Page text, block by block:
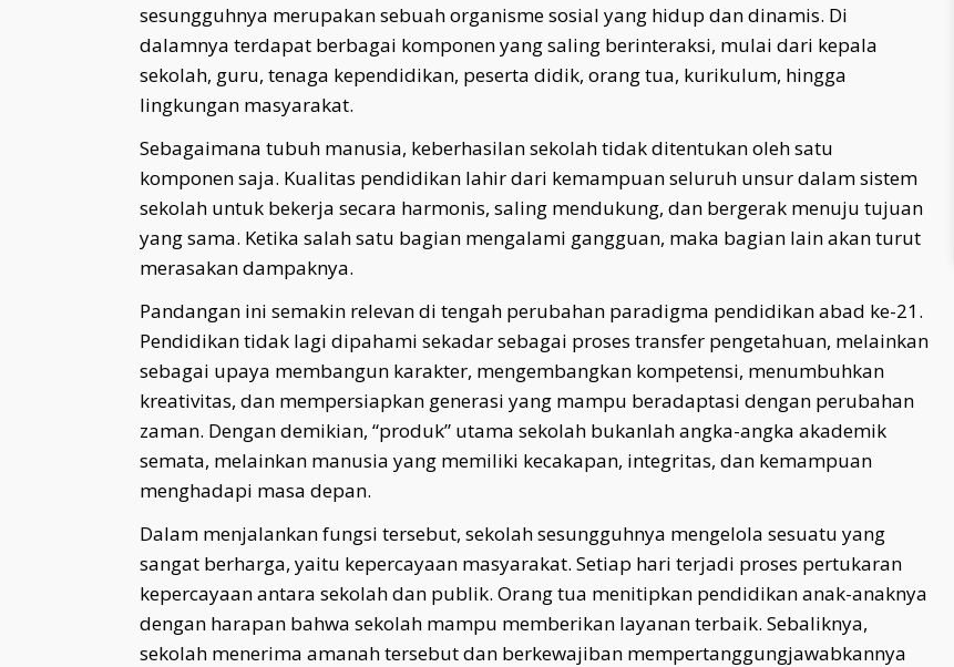
sesungguhnya merupakan sebuah organisme sosial yang hidup dan dinamis. Di
dalamnya terdapat berbagai komponen yang saling berinteraksi, mulai dari kepala
sekolah, guru, tenaga kependidikan, peserta didik, orang tua, kurikulum, hingga
lingkungan masyarakat.
Sebagaimana tubuh manusia, keberhasilan sekolah tidak ditentukan oleh satu
komponen saja. Kualitas pendidikan lahir dari kemampuan seluruh unsur dalam sistem
sekolah untuk bekerja secara harmonis, saling mendukung, dan bergerak menuju tujuan
yang sama. Ketika salah satu bagian mengalami gangguan, maka bagian lain akan turut
merasakan dampaknya.
Pandangan ini semakin relevan di tengah perubahan paradigma pendidikan abad ke-21.
Pendidikan tidak lagi dipahami sekadar sebagai proses transfer pengetahuan, melainkan
sebagai upaya membangun karakter, mengembangkan kompetensi, menumbuhkan
kreativitas, dan mempersiapkan generasi yang mampu beradaptasi dengan perubahan
zaman. Dengan demikian, “produk” utama sekolah bukanlah angka-angka akademik
semata, melainkan manusia yang memiliki kecakapan, integritas, dan kemampuan
menghadapi masa depan.
Dalam menjalankan fungsi tersebut, sekolah sesungguhnya mengelola sesuatu yang
sangat berharga, yaitu kepercayaan masyarakat. Setiap hari terjadi proses pertukaran
kepercayaan antara sekolah dan publik. Orang tua menitipkan pendidikan anak-anaknya
dengan harapan bahwa sekolah mampu memberikan layanan terbaik. Sebaliknya,
sekolah menerima amanah tersebut dan berkewajiban mempertanggungjawabkannya